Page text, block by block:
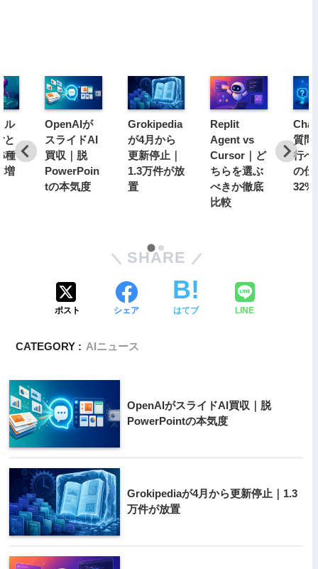
ル
と
種
増
OpenAIが
スライドAI
買収｜脱
PowerPoin
tの本気度
Grokipedia
が4月から
更新停止｜
1.3万件が放
置
Replit
Agent vs
Cursor｜ど
ちらを選ぶ
べきか徹底
比較
質問
行へ
の仕
32%
SHARE
ポスト シェア はてブ LINE
CATEGORY : AIニュース
OpenAIがスライドAI買収｜脱
PowerPointの本気度
Grokipediaが4月から更新停止｜1.3
万件が放置